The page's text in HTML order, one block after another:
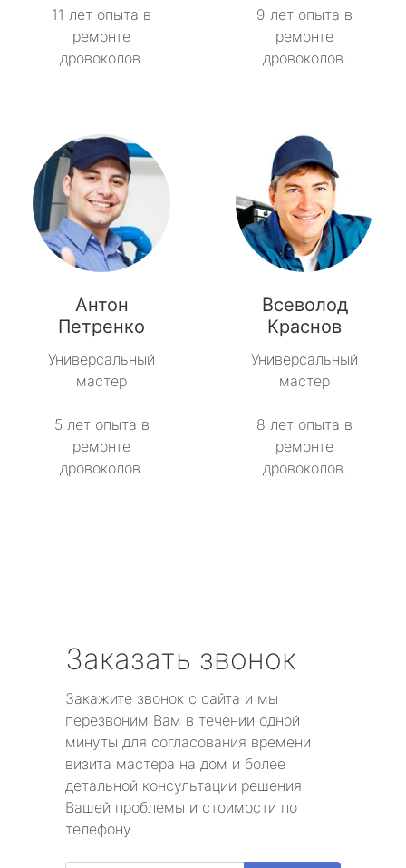
11 лет опыта в
ремонте
дровоколов.
9 лет опыта в
ремонте
дровоколов.
Антон
Петренко
Универсальный
мастер
5 лет опыта в
ремонте
дровоколов.
Всеволод
Краснов
Универсальный
мастер
8 лет опыта в
ремонте
дровоколов.
Заказать звонок
Закажите звонок с сайта и мы
перезвоним Вам в течении одной
минуты для согласования времени
визита мастера на дом и более
детальной консультации решения
Вашей проблемы и стоимости по
телефону.